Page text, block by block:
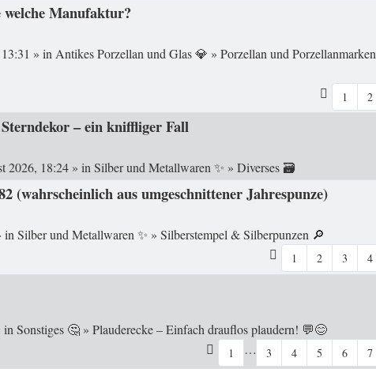
Manufaktur?
» in Antikes Porzellan und Glas 💎 » Porzellan und Porzellanmarken
1 2
– ein kniffliger Fall
2026, 18:24 » inSilber und Metallwaren ✨ » Diverses 🗃️
(wahrscheinlich aus umgeschnittener Jahrespunze)
inSilber und Metallwaren ✨ » Silberstempel & Silberpunzen 🔎
1 2 3 4
in Sonstiges 🤔 » Plauderecke – Einfach drauflos plaudern! 💬😊
1 … 3 4 5 6 7